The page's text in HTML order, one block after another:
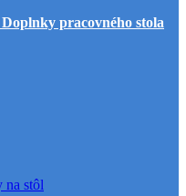
Doplnky pracovného stola
na stôl